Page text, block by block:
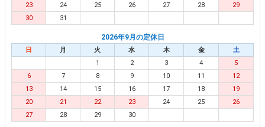
23
24 25 26 27 28
29
30
31
2026年9月の定休日
日 月 火 水 木 金
土
1
2 3 4
5
6
7 8 9 10 11
12
13
14 15 16 17 18
19
20
21 22 23 24 25
26
27
28 29 30